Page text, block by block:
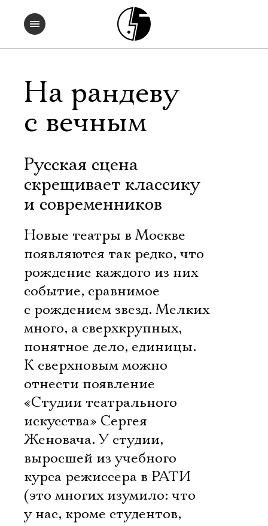
На рандеву
с вечным
Русская сцена
скрещивает классику
и современников
Новые театры в Москве
появляются так редко, что
рождение каждого из них 
событие, сравнимое
с рождением звезд. Мелких
много, а сверхкрупных,
понятное дело, единицы.
К сверхновым можно
отнести появление
«Студии театрального
искусства» Сергея
Женовача. У студии,
выросшей из учебного
курса режиссера в РАТИ
(это многих изумило: что
у нас, кроме студентов,